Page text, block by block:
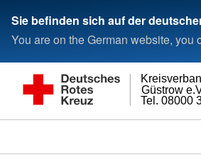
Sie befinden sich auf der
You are on the German website,
Tel. 08000
Güstrow